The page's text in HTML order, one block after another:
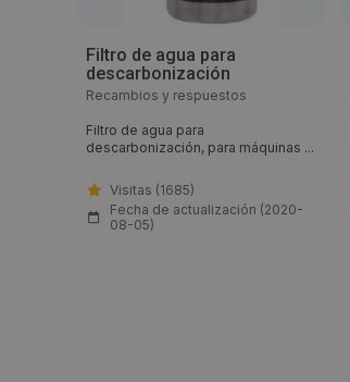
Filtro de agua para
descarbonización
Recambios y respuestos
Filtro de agua para
descarbonización, para máquinas ...
Visitas (1685)
Fecha de actualización (2020-
08-05)